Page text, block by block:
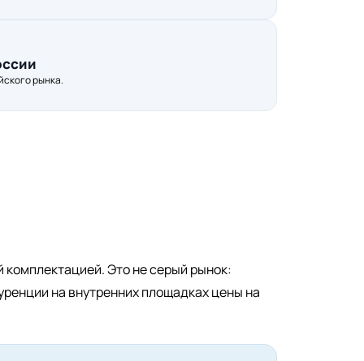
рынка.
комплектацией. Это не серый рынок:
на внутренних площадках цены на